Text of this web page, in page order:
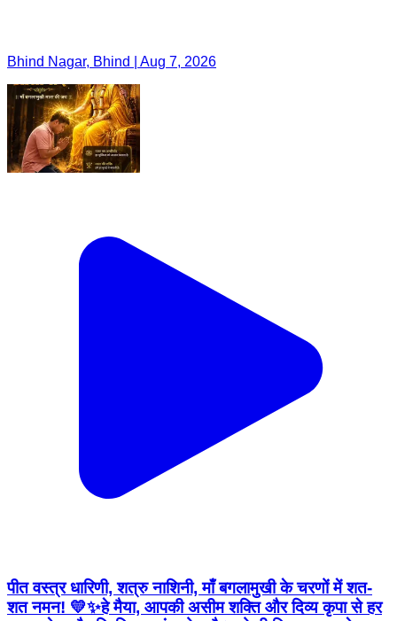
पीत वस्त्र धारिणी, शत्रु नाशिनी, माँ बगलामुखी के चरणों में शत-
शत नमन! 💛✨ ​हे मैया, आपकी असीम शक्ति और दिव्य कृपा से हर
कृपा की एक दृष्टि ही जीवन को समस्त कष्टों से उबारने के लिए
पर्याप्त है। ​हे माँ पीताम्बरा, अपने सभी भक्तों की रक्षा करना और